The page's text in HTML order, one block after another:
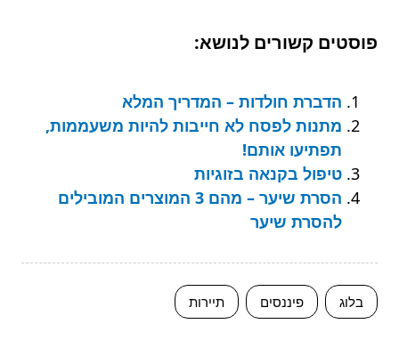
פוסטים קשורים לנושא:
הדברת חולדות – המדריך המלא
מתנות לפסח לא חייבות להיות משעממות,
תפתיעו אותם!
טיפול בקנאה בזוגיות
הסרת שיער – מהם 3 המוצרים המובילים
להסרת שיער
בלוג פיננסים תיירות